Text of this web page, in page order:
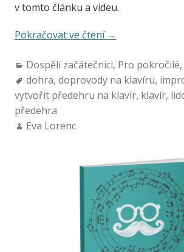
v tomto článku a videu.
Pokračovat ve čtení →
Dospělí začátečníci, Pro pokročilé,
dohra, doprovody na klavíru,
vytvořit předehru na klavír, klavír,
předehra
Eva Lorenc